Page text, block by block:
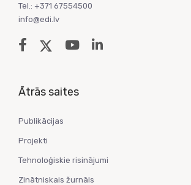
Tel.: +371 67554500
info@edi.lv
Ātrās saites
Publikācijas
Projekti
Tehnoloģiskie risinājumi
Zinātniskais žurnāls